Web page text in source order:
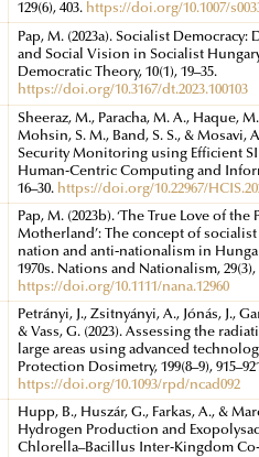
129(6), 403. https://doi.org/10.1007/
Pap, M. (2023a). Socialist
and Social Vision in Socialist Hungary,
Democratic Theory, 10(1), 19–35.
https://doi.org/10.3167/dt.2023.100103
Sheeraz, M., Paracha, M. A., Haque,
Mohsin, S. M., Band, S. S., & Mosavi,
Security Monitoring using Efficient
Human-Centric Computing and
16–30. https://doi.org/10.22967/
Pap, M. (2023b). ‘The True Love of
Motherland’: The concept of
nation and anti‐nationalism in
1970s. Nations and Nationalism, 29(3),
https://doi.org/10.1111/nana.12960
Petrányi, J., Zsitnyányi, A., Jónás, J.,
& Vass, G. (2023). Assessing the
large areas using advanced
Protection Dosimetry, 199(8–9),
https://doi.org/10.1093/rpd/ncad092
Hupp, B., Huszár, G., Farkas, A., &
Hydrogen Production and
Chlorella–Bacillus Inter-Kingdom